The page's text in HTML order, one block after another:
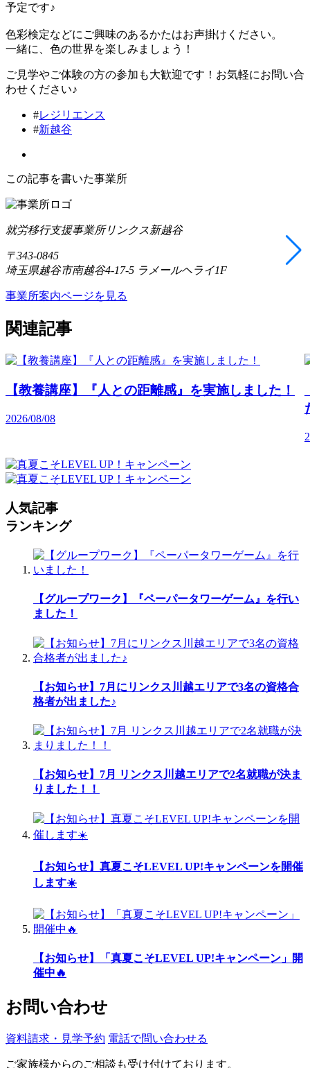
予定です♪
色彩検定などにご興味のあるかたはお声掛けください。
一緒に、色の世界を楽しみましょう！
ご見学やご体験の方の参加も大歓迎です！お気軽にお問い合
わせください♪
#レジリエンス
#新越谷
この記事を書いた事業所
就労移行支援事業所リンクス新越谷
〒343-0845
埼玉県越谷市南越谷4-17-5 ラメールヘライ1F
事業所案内ページを見る
関連記事
【教養講座】『人との距離感』を実施しました！
2026/08/08
人気記事
ランキング
【グループワーク】『ペーパータワーゲーム』を行い
ました！
【お知らせ】7月にリンクス川越エリアで3名の資格合
格者が出ました♪
【お知らせ】7月 リンクス川越エリアで2名就職が決ま
りました！！
【お知らせ】真夏こそLEVEL UP!キャンペーンを開催
します☀️
【お知らせ】「真夏こそLEVEL UP!キャンペーン」開
催中🔥
お問い合わせ
資料請求・見学予約 電話で問い合わせる
ご家族様からのご相談も受け付けております。